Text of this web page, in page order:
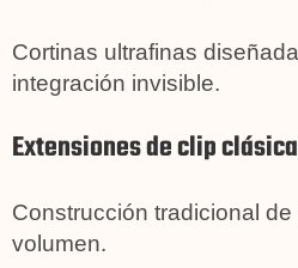
Cortinas ultrafinas
integración invisible.
Extensiones de clip
Construcción tradicional
volumen.